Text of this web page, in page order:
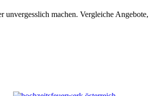
unvergesslich machen. Vergleiche Angebote,